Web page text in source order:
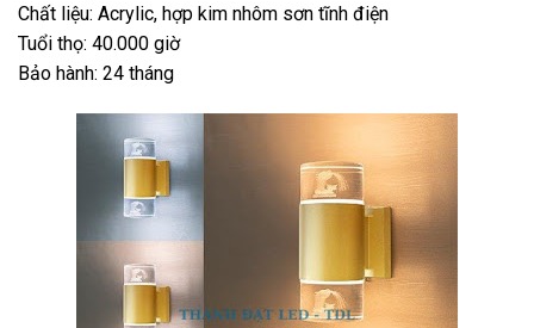
Chất liệu: Acrylic, hợp kim nhôm sơn tĩnh điện
Tuổi thọ: 40.000 giờ
Bảo hành: 24 tháng